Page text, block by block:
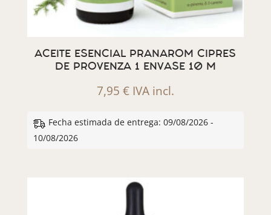
ACEITE ESENCIAL PRANAROM CIPRES
DE PROVENZA 1 ENVASE 10 M
7,95 € IVA incl.
Fecha estimada de entrega: 09/08/2026 -
10/08/2026